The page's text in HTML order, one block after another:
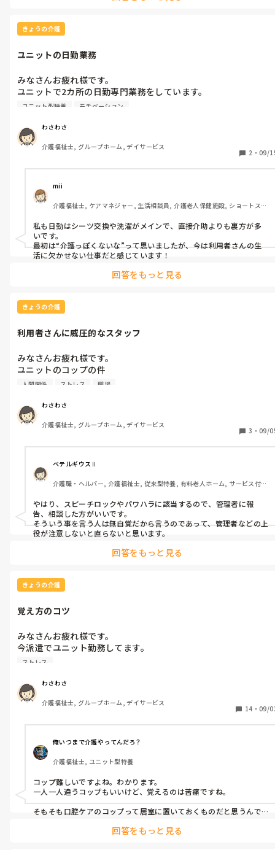
きょうの介護
ユニットの日勤業務
みなさんお疲れ様です。
ユニットで2カ所の日勤専門業務をしています。
ユニット業務は初めてで、
など
身体介護とは違った大変さがあることを実感しながら業務してま
す。
今、働いている日勤の仕事は、シーツ交換、食事の用意、トイレ
の掃除、洗濯
入浴の準備など7割は、ユニット二箇所の助っ人的な働き方で
後の3割位は、たまにパット交換水分食事の介助になります。
ほぼ用務スタッフのような働き方で、正直介護業務している感覚
があまりありません。
時もあったけど、掃除専門の仕事、クリーニングの仕事、病院で
ど、縁の下の力持ちのような重要な仕事なんだなって、今、働い
てる日勤の仕事を覚えながら改めて思いました。
働いてきて、言葉には出さないけど私らがいないと困るでしょ！
くことの意味を考えるきっかけになったような気がします。
みなさんの日勤ユニット業務は
どんな働き方ですか？
ユニット型特養 モチベーション
わさわさ
介護福祉士, グループホーム, デイサービス
2 ・ 09/
mii
介護福祉士, ケアマネジャー, 生活相談員, 介護老人保健施設, ショートステ
私も日勤はシーツ交換や洗濯がメインで、直接介助よりも裏方が多
いです。
最初は“介護っぽくないな”って思いましたが、今は利用者さんの生
活に欠かせない仕事だと感じています！
回答をもっと見る
きょうの介護
利用者さんに威圧的なスタッフ
みなさんお疲れ様です。
ユニットのコップの件
ありがとうございました。
写メは✖︎だけど　メモは
良さそうなので、コップは自己流で
覚えようかなと思います。
またユニットの事ですが
正社員の中に
なかなか慣れないスタッフがいます。
何が慣れないと言うと
派遣の私にも威圧的な言い方をする時あるけど、言い方はその人
の問題だから仕事の事で言われてると
教えてくれてると➕思考で
いますが
脱走しそうな利用者さんもいるけど
座って‼️何やっとるの!
飲み物飲んでないでしょ！などなど
腹が立つやら、悲しくなるやら
他にも利用者さん対して
たまにきつめな言い方するスタッフいるけど、ここまでひどい言
日勤だから、スケットみたいな役割なので、２つのフロアーを行
ったり来たり、早番でべったりそのスタッフと一緒に勤務するわ
けではないけど、なかなか敬語で威圧的な言い方
管理者も
何も言わないんだと思います。
みなさんの職場にも⬆️のような
スタッフいますか？
飲んで！飲んでください！
人間関係 ストレス 職場
わさわさ
介護福祉士, グループホーム, デイサービス
3 ・ 09/
ベテルギウスⅡ
介護職・ヘルパー, 介護福祉士, 従来型特養, 有料老人ホーム, サービス付き
やはり、スピーチロックやパワハラに該当するので、管理者に報
告、相談した方がいいです。
そういう事を言う人は無自覚だから言うのであって、管理者などの上
役が注意しないと直らないと思います。
回答をもっと見る
きょうの介護
覚え方のコツ
みなさんお疲れ様です。
今派遣でユニット勤務してます。
ユニット勤務初めてなのですが
その中で一番大変なのが　①食事用のコップ②おやつ用のコッ
プ、③口腔ケア用のコップと
1人の利用者さんにつき
どのコップにも利用者さんの名前は書いてありますが、それぞれ
コップの色が違うので、1人の利用者さんにつき、①から③まで
コップを使ったらいいのか？
わかりません
それぞれのコップに〇〇用って書いてあると助かるんですが
なんか昔❓からの決まりがあるみたいでコップに名前以外のシー
ルは
ストレス
わさわさ
介護福祉士, グループホーム, デイサービス
14 ・ 09/
俺いつまで介護やってんだろ？
介護福祉士, ユニット型特養
コップ難しいですよね。わかります。
一人一人違うコップもいいけど、覚えるのは苦痛ですね。
そもそも口腔ケアのコップって居室に置いておくものだと思うんで
わざわざ居室から出さなければ覚える必要性はないと思います。
回答をもっと見る